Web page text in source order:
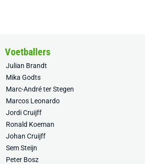
Voetballers
Julian Brandt
Mika Godts
Marc-André ter Stegen
Marcos Leonardo
Jordi Cruijff
Ronald Koeman
Johan Cruijff
Sem Steijn
Peter Bosz